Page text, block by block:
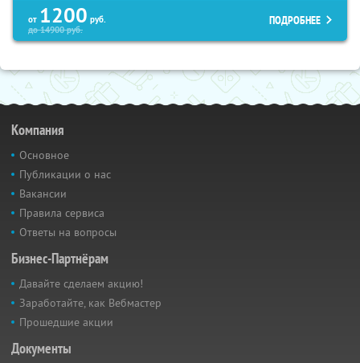
от 1200 руб.
до14900руб.
ПОДРОБНЕЕ
Компания
Основное
Публикации о нас
Вакансии
Правила сервиса
Ответы на вопросы
Бизнес-Партнёрам
Давайте сделаем акцию!
Заработайте, как Вебмастер
Прошедшие акции
Документы